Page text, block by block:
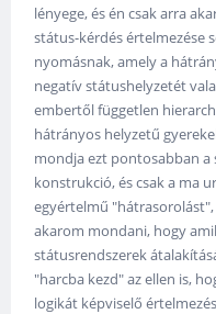
lényege, és én csak arra
státus-kérdés értelmezése
nyomásnak, amely a
negatív státushelyzetét
embertől független
hátrányos helyzetű
mondja ezt pontosabban a
konstrukció, és csak a ma
egyértelmű "hátrasorolást",
akarom mondani, hogy
státusrendszerek
"harcba kezd" az ellen is,
logikát képviselő